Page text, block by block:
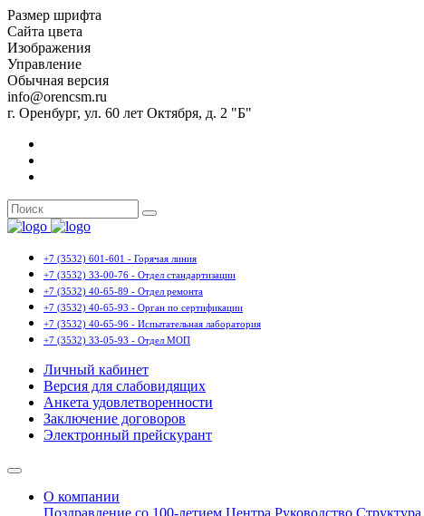
Размер шрифта
Сайта цвета
Изображения
Управление
Обычная версия
info@orencsm.ru
г. Оренбург, ул. 60 лет Октября, д. 2 "Б"
+7 (3532) 601-601 - Горячая линия
+7 (3532) 33-00-76 - Отдел стандартизации
+7 (3532) 40-65-89 - Отдел ремонта
+7 (3532) 40-65-93 - Орган по сертификации
+7 (3532) 40-65-96 - Испытательная лаборатория
+7 (3532) 33-05-93 - Отдел МОП
Личный кабинет
Версия для слабовидящих
Анкета удовлетворенности
Заключение договоров
Электронный прейскурант
О компании
Поздравление со 100-летием Центра Руководство Структура